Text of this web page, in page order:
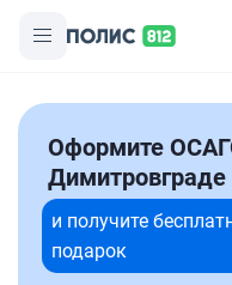
Оформите
Димитровграде
и получите
подарок